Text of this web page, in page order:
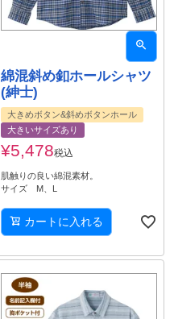
綿混斜め釦ホールシャツ
(紳士)
大きめボタン&斜めボタンホール
大きいサイズあり
¥5,478税込
肌触りの良い綿混素材。
サイズ M、L
カートに入れる